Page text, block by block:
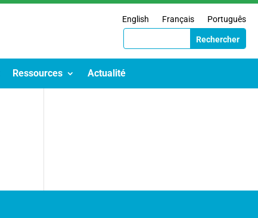
English Français Português
Ressources Actualité